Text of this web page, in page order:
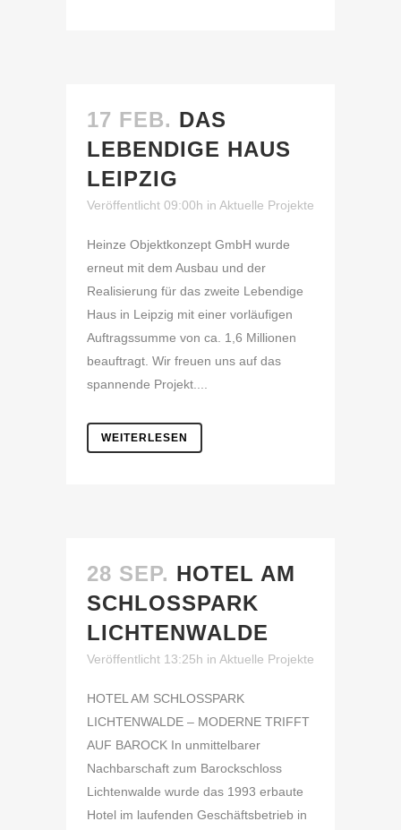
17 FEB. DAS
LEBENDIGE HAUS
LEIPZIG
Veröffentlicht 09:00h in Aktuelle Projekte
Heinze Objektkonzept GmbH wurde
erneut mit dem Ausbau und der
Realisierung für das zweite Lebendige
Haus in Leipzig mit einer vorläufigen
Auftragssumme von ca. 1,6 Millionen
beauftragt. Wir freuen uns auf das
spannende Projekt....
WEITERLESEN
28 SEP. HOTEL AM
SCHLOSSPARK
LICHTENWALDE
Veröffentlicht 13:25h in Aktuelle Projekte
HOTEL AM SCHLOSSPARK
LICHTENWALDE – MODERNE TRIFFT
AUF BAROCK In unmittelbarer
Nachbarschaft zum Barockschloss
Lichtenwalde wurde das 1993 erbaute
Hotel im laufenden Geschäftsbetrieb in